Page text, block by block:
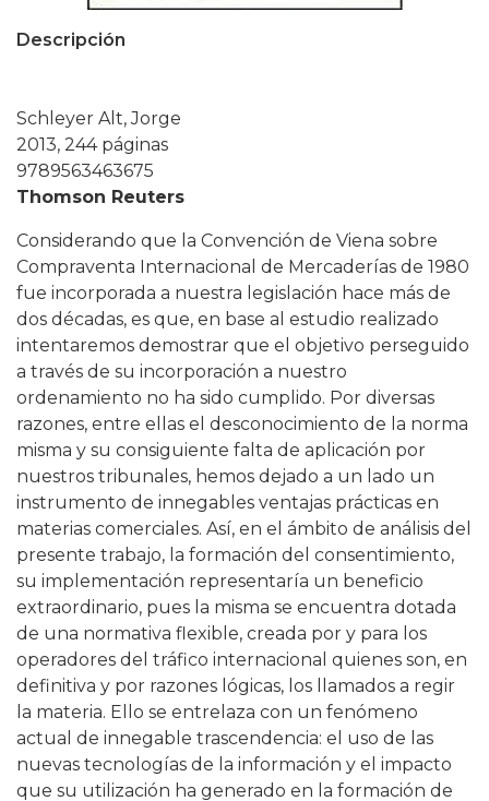
Descripción
Schleyer Alt, Jorge
2013, 244 páginas
9789563463675
Thomson Reuters
Considerando que la Convención de Viena sobre
Compraventa Internacional de Mercaderías de 1980
fue incorporada a nuestra legislación hace más de
dos décadas, es que, en base al estudio realizado
intentaremos demostrar que el objetivo perseguido
a través de su incorporación a nuestro
ordenamiento no ha sido cumplido. Por diversas
razones, entre ellas el desconocimiento de la norma
misma y su consiguiente falta de aplicación por
nuestros tribunales, hemos dejado a un lado un
instrumento de innegables ventajas prácticas en
materias comerciales. Así, en el ámbito de análisis del
presente trabajo, la formación del consentimiento,
su implementación representaría un beneficio
extraordinario, pues la misma se encuentra dotada
de una normativa flexible, creada por y para los
operadores del tráfico internacional quienes son, en
definitiva y por razones lógicas, los llamados a regir
la materia. Ello se entrelaza con un fenómeno
actual de innegable trascendencia: el uso de las
nuevas tecnologías de la información y el impacto
que su utilización ha generado en la formación de